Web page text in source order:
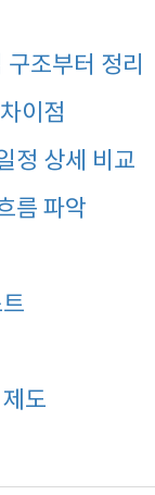
조부터 정리
이점
정 상세 비교
름 파악
도